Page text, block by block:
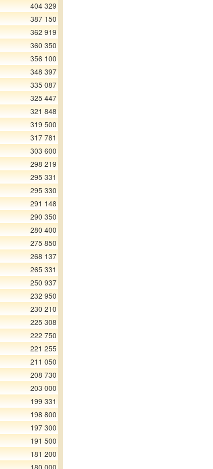
404 329
387 150
362 919
360 350
356 100
348 397
335 087
325 447
321 848
319 500
317 781
303 600
298 219
295 331
295 330
291 148
290 350
280 400
275 850
268 137
265 331
250 937
232 950
230 210
225 308
222 750
221 255
211 050
208 730
203 000
199 331
198 800
197 300
191 500
181 200
180 000